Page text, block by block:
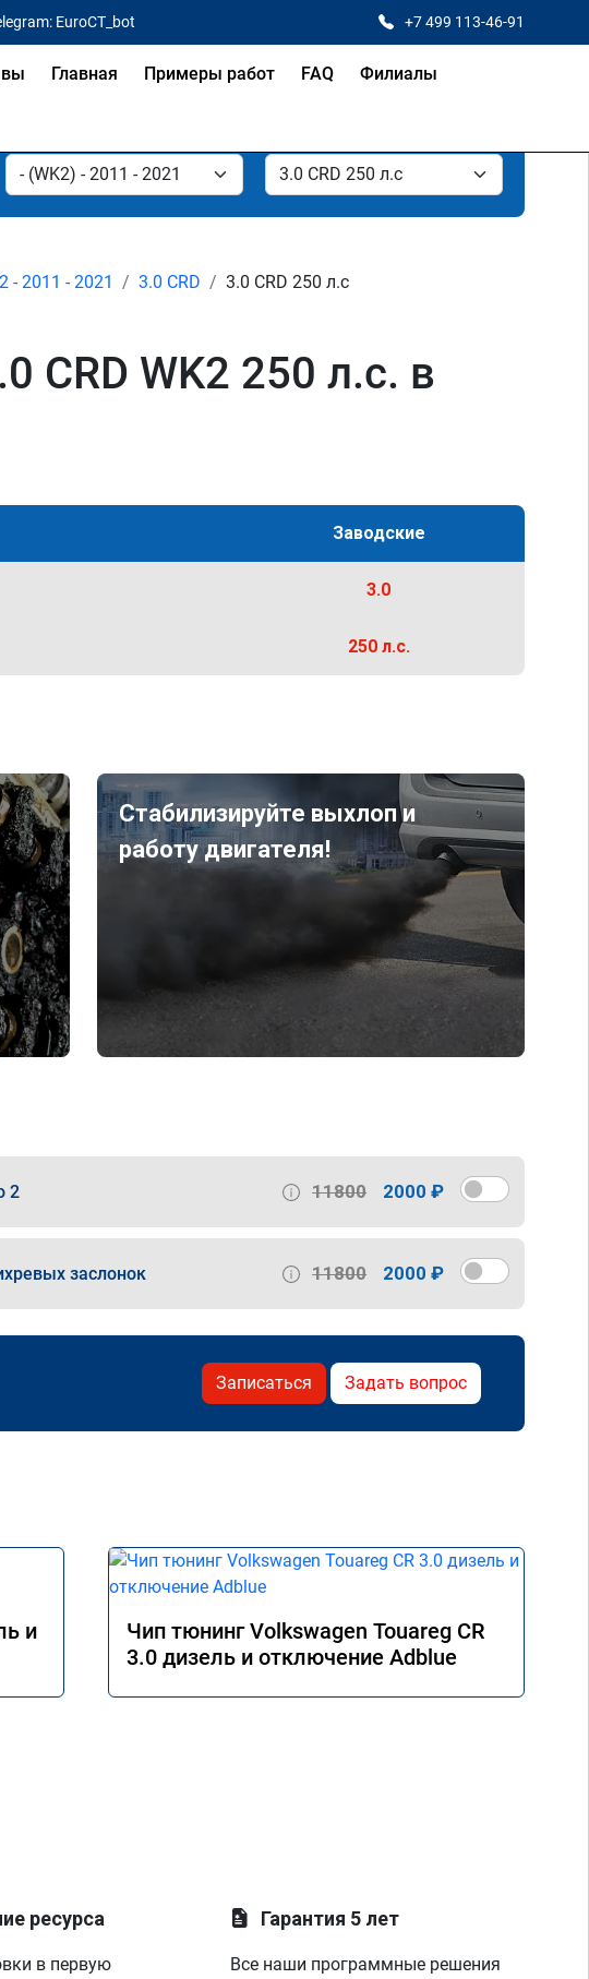
EuroCT_bot +7 499 113-46-91
Главная Примеры работ FAQ Филиалы
- 2011 - 2021 3.0 CRD 3.0 CRD 250 л.с
CRD WK2 250 л.с. в
Заводские
3.0
250 л.с.
Стабилизируйте выхлоп и
работу двигателя!
2 11800 2000 ₽
заслонок 11800 2000 ₽
Записаться Задать вопрос
и
Чип тюнинг Volkswagen Touareg CR
3.0 дизель и отключение Adblue
ресурса
в первую
Гарантия 5 лет
Все наши программные решения